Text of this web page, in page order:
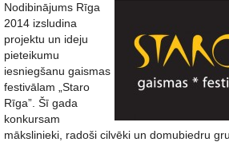
Nodibinājums Rīga
2014 izsludina
projektu un ideju
pieteikumu
iesniegšanu gaismas
festivālam „Staro
Rīga”. Šī gada
konkursam
mākslinieki, radoši cilvēki un domubiedru